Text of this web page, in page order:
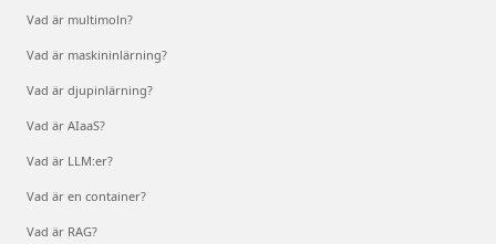
Vad är multimoln?
Vad är maskininlärning?
Vad är djupinlärning?
Vad är AIaaS?
Vad är LLM:er?
Vad är en container?
Vad är RAG?